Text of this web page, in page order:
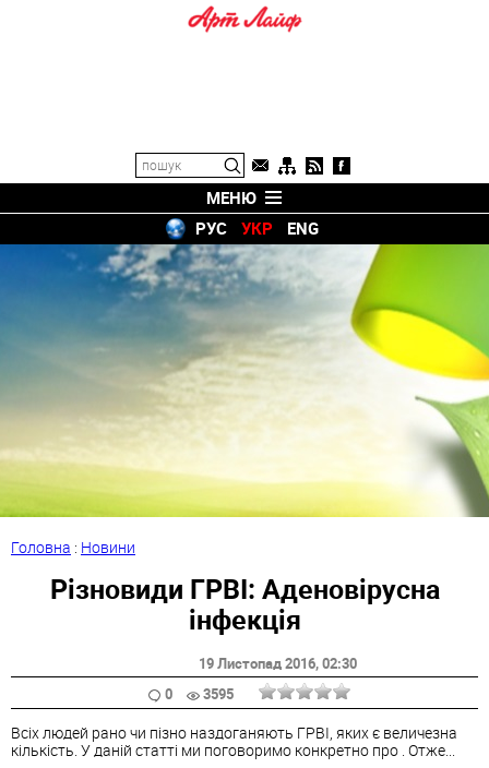
МЕНЮ
РУС
УКР ENG
Головна : Новини
Різновиди ГРВІ: Аденовірусна
інфекція
19 Листопад 2016, 02:30
0
3595
Всіх людей рано чи пізно наздоганяють ГРВІ, яких є величезна
кількість. У даній статті ми поговоримо конкретно про . Отже...